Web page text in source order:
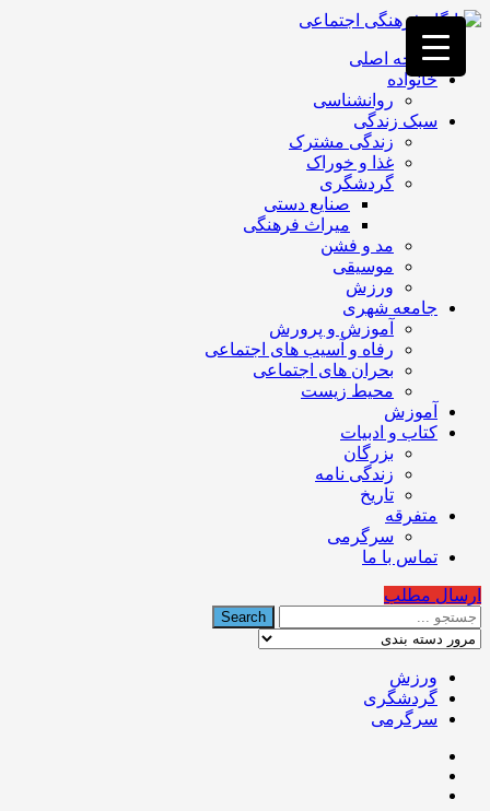
فصد
خون
غرب
تهران
خشکشویی
تصفیه
تهران
صفحه اصلی
خانواده
روانشناسی
سبک زندگی
زندگی مشترک
غذا و خوراک
گردشگری
صنایع دستی
میراث فرهنگی
مد و فشن
موسیقی
ورزش
جامعه شهری
آموزش و پرورش
رفاه و آسیب های اجتماعی
بحران های اجتماعی
محیط زیست
آموزش
کتاب و ادبیات
بزرگان
زندگی نامه
تاریخ
متفرقه
سرگرمی
تماس با ما
ارسال مطلب
ورزش
گردشگری
سرگرمی